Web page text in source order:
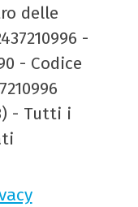
delle
-
- Codice
- Tutti i